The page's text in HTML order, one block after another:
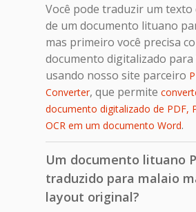
Você pode traduzir um texto
de um documento lituano
mas primeiro você precisa
documento digitalizado para
usando nosso site parceiro
Converter, que permite
documento digitalizado de PDF,
OCR em um documento Word.
Um documento lituano
traduzido para malaio
layout original?